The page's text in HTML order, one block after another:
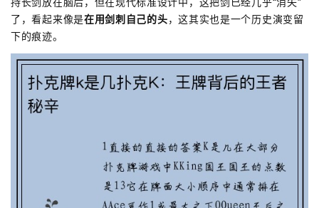
了，看起来像是在用剑刺自己的头，这其实也是一个历史演变留
下的痕迹。